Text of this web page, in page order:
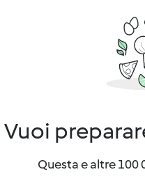
Vuoi
Questa e altre